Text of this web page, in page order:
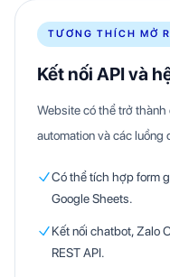
TƯƠNG THÍCH MỞ
Kết nối API và
Website có thể trở
automation và các luồng
Có thể tích hợp form
Google Sheets.
Kết nối chatbot, Zalo
REST API.